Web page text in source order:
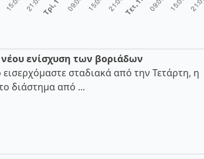
ενίσχυση των βοριάδων
σταδιακά από την Τετάρτη, η
διάστημα από ...